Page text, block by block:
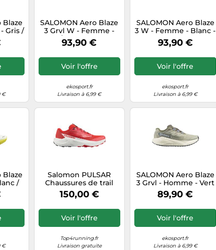
Blaze
Gris /
€
SALOMON Aero Blaze
3 Grvl W - Femme -
Vert / Noir - taille 42-
modèle 2026
93,90 €
Voir l'offre
ekosport.fr
Livraison à 6,99 €
SALOMON Aero Blaze
3 W - Femme - Blanc -
taille 40- modèle 2026
93,90 €
Voir l'offre
ekosport.fr
Livraison à 6,99 €
Blaze
/
2/3-
€
Salomon PULSAR
Chaussures de trail
42,7 Rouge
150,00 €
Voir l'offre
Top4running.fr
Livraison gratuite
SALOMON Aero Blaze
3 Grvl - Homme - Vert
- taille 42 2/3- modèle
2026
89,90 €
Voir l'offre
ekosport.fr
Livraison à 6,99 €